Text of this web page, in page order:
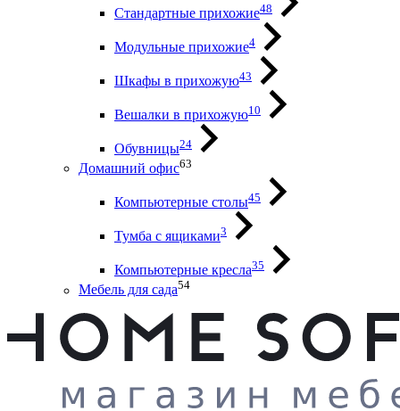
Стандартные прихожие48
Модульные прихожие4
Шкафы в прихожую43
Вешалки в прихожую10
Обувницы24
Домашний офис63
Компьютерные столы45
Тумба с ящиками3
Компьютерные кресла35
Мебель для сада54